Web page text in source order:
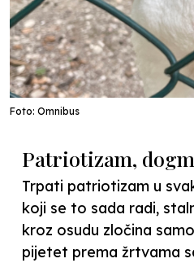
Foto: Omnibus
Patriotizam,
Trpati patriotizam u
koji se to sada radi,
kroz osudu zločina
pijetet prema žrtvama